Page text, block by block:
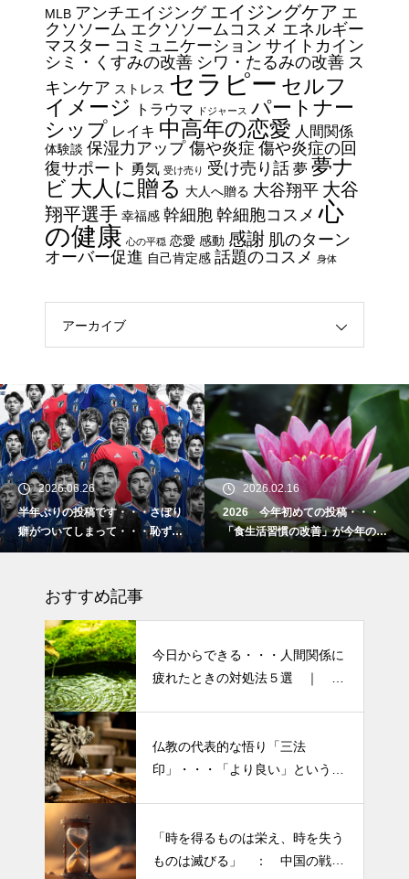
に疲れたときの対処法５選
｜ 心がラクになる考え方
エイジングケアで最近気になっ
ているスキンケア製品・・・幹
細胞コスメ vs エクソソーム
コスメ②
エイジングケアで最近気になっ
ているスキンケア製品・・・幹
細胞コスメ vs エクソソーム
コスメ ①
エイジングケアで最近気になっ
ているスキンケア製品・・・幹
細胞コスメ ③
土用の丑の日・・・余計なこと
を言ってすみませんでした。大
人気なかったですね・・・
半年ぶりの投稿です・・・さぼ
「食生活習慣の改善」が今年の
テーマです。
大谷翔平選手 伝説の一
夜・・・ドジャースをワールド
MLB アンチエイジング エイジングケア エ
クソソーム エクソソームコスメ エネルギー
マスター コミュニケーション サイトカイン
シミ・くすみの改善 シワ・たるみの改善 ス
キンケア ストレス セラピー セルフ
イメージ
トラウマ ドジャース パートナー
シップ レイキ 中高年の恋愛 人間関係
体験談 保湿力アップ傷や炎症 傷や炎症の回
復サポート 勇気 受け売り 受け売り話 夢 夢ナ
ビ 大人に贈る 大人へ贈る 大谷翔平 大谷
翔平選手 幸福感 幹細胞幹細胞コスメ 心
の健康 心の平穏 恋愛 感動 感謝 肌のターン
オーバー促進 自己肯定感 話題のコスメ 身体
アーカイブ
2026.06.26
半年ぶりの投稿です・・・さぼり
癖がついてしまって・・・恥ずか
しぃ～ (〃ﾉωﾉ)
2026.02.16
2026 今年初めての投稿・・・
「食生活習慣の改善」が今年のテ
ーマです。
おすすめ記事
今日からできる・・・人間関係に
疲れたときの対処法５選 ｜ 心
仏教の代表的な悟り「三法
印」・・・「より良い」という気
「時を得るものは栄え、時を失う
ものは滅びる」 ： 中国の戦国
半年ぶりの投稿です・・・さぼ
り癖がついてしまって・・・恥
ずかしぃ～ (〃ﾉωﾉ)
2026 今年初めての投稿・・・